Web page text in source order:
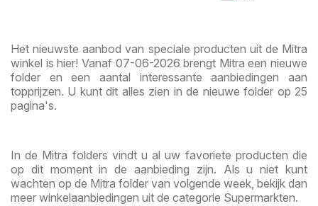
Het nieuwste aanbod van speciale producten uit de Mitra
winkel is hier! Vanaf 07-06-2026 brengt Mitra een nieuwe
folder en een aantal interessante aanbiedingen aan
topprijzen. U kunt dit alles zien in de nieuwe folder op 25
pagina's.
In de Mitra folders vindt u al uw favoriete producten die
op dit moment in de aanbieding zijn. Als u niet kunt
wachten op de Mitra folder van volgende week, bekijk dan
meer winkelaanbiedingen uit de categorie Supermarkten.